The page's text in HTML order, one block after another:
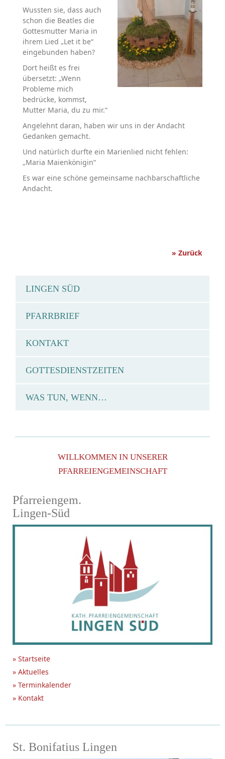
Wussten sie, dass auch
schon die Beatles die
Gottesmutter Maria in
ihrem Lied „Let it be“
eingebunden haben?
Dort heißt es frei
übersetzt: „Wenn
Probleme mich
bedrücke, kommst,
Mutter Maria, du zu mir.“
Angelehnt daran, haben wir uns in der Andacht
Gedanken gemacht.
Und natürlich durfte ein Marienlied nicht fehlen:
„Maria Maienkönigin“
Es war eine schöne gemeinsame nachbarschaftliche
Andacht.
» Zurück
LINGEN SÜD
PFARRBRIEF
KONTAKT
GOTTESDIENSTZEITEN
WAS TUN, WENN…
WILLKOMMEN IN UNSERER
PFARREIENGEMEINSCHAFT
Pfarreiengem.
Lingen-Süd
» Startseite
» Aktuelles
» Terminkalender
» Kontakt
St. Bonifatius Lingen